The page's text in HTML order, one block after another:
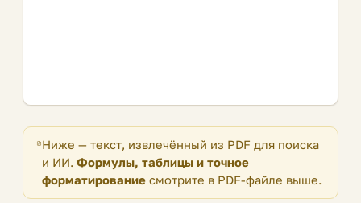
Ниже — текст, извлечённый из PDF для поиска
и ИИ. Формулы, таблицы и точное
форматированиесмотрите в PDF-файле выше.